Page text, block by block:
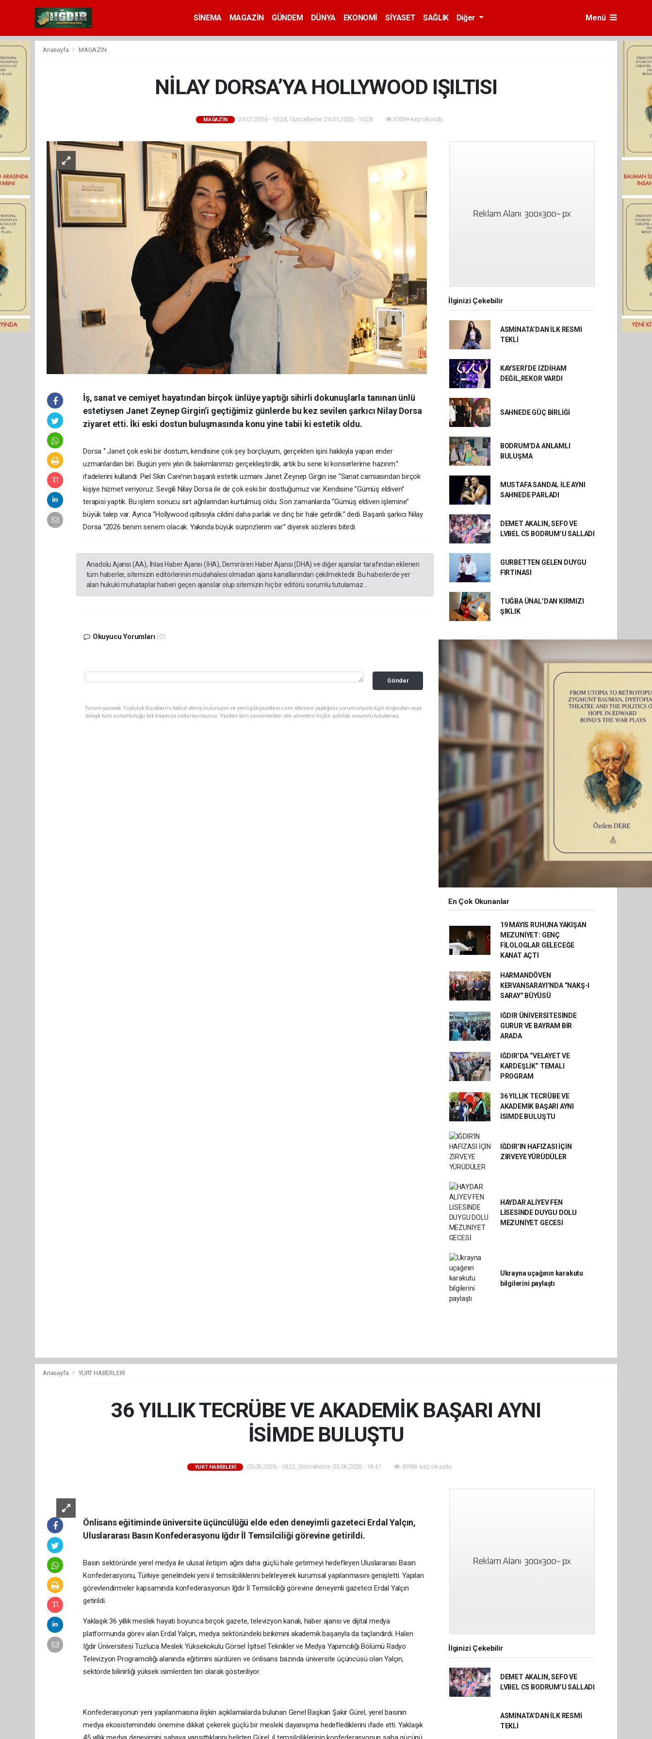
SİNEMA MAGAZİN GÜNDEM DÜNYA EKONOMİ SİYASET SAĞLIK Diğer Menü
Anasayfa MAGAZİN
NİLAY DORSA’YA HOLLYWOOD IŞILTISI
MAGAZİN 24.01.2026 - 10:28, Güncelleme: 24.01.2026 - 10:28 3509+ kez okundu.
İş, sanat ve cemiyet hayatından birçok ünlüye yaptığı sihirli dokunuşlarla tanınan ünlü
estetiysen Janet Zeynep Girgin’i geçtiğimiz günlerde bu kez sevilen şarkıcı Nilay Dorsa
ziyaret etti. İki eski dostun buluşmasında konu yine tabii ki estetik oldu.
Dorsa ‘’ Janet çok eski bir dostum, kendisine çok şey borçluyum, gerçekten işini hakkıyla yapan ender
uzmanlardan biri. Bugün yeni yılın ilk bakımlarımızı gerçekleştirdik, artık bu sene ki konserlerime hazırım.’’
ifadelerini kullandı. Piel Skin Care’nin başarılı estetik uzmanı Janet Zeynep Girgin ise ‘’Sanat camiasından birçok
kişiye hizmet veriyoruz. Sevgili Nilay Dorsa ile de çok eski bir dostluğumuz var. Kendisine ‘’Gümüş eldiven’’
terapisi yaptık. Bu işlem sonucu sırt ağrılarından kurtulmuş oldu. Son zamanlarda ‘’Gümüş eldiven işlemine’’
büyük talep var. Ayrıca ‘’Hollywood ışıltısıyla cildini daha parlak ve dinç bir hale getirdik.’’ dedi. Başarılı şarkıcı Nilay
Dorsa ‘’2026 benim senem olacak. Yakında büyük sürprizlerim var.’’ diyerek sözlerini bitirdi.
Anadolu Ajansı (AA), İhlas Haber Ajansı (İHA), Demirören Haber Ajansı (DHA) ve diğer ajanslar tarafından eklenen
tüm haberler, sitemizin editörlerinin müdahalesi olmadan ajans kanallarından çekilmektedir. Bu haberlerde yer
alan hukuki muhataplar haberi geçen ajanslar olup sitemizin hiç bir editörü sorumlu tutulamaz...
Okuyucu Yorumları (0)
Gönder
Yorum yazarak Topluluk Kuralları’nı kabul etmiş bulunuyor ve yeniigdirgazetesi.com sitesine yaptığınız yorumunuzla ilgili doğrudan veya
dolaylı tüm sorumluluğu tek başınıza üstleniyorsunuz. Yazılan tüm yorumlardan site yönetimi hiçbir şekilde sorumlu tutulamaz.
İlginizi Çekebilir
ASMİNATA’DAN İLK RESMİ
TEKLİ
KAYSERİ’DE İZDİHAM
DEĞİL,REKOR VARDI
SAHNEDE GÜÇ BİRLİĞİ
BODRUM’DA ANLAMLI
BULUŞMA
MUSTAFA SANDAL İLE AYNI
SAHNEDE PARLADI
DEMET AKALIN, SEFO VE
LVBEL C5 BODRUM’U SALLADI
GURBETTEN GELEN DUYGU
FIRTINASI
TUĞBA ÜNAL’DAN KIRMIZI
ŞIKLIK
En Çok Okunanlar
19 MAYIS RUHUNA YAKIŞAN
MEZUNİYET: GENÇ
FİLOLOGLAR GELECEĞE
KANAT AÇTI
HARMANDÖVEN
KERVANSARAYI’NDA “NAKŞ-I
SARAY” BÜYÜSÜ
IĞDIR ÜNİVERSİTESİNDE
GURUR VE BAYRAM BİR
ARADA
IĞDIR’DA “VELAYET VE
KARDEŞLİK” TEMALI
PROGRAM
36 YILLIK TECRÜBE VE
AKADEMİK BAŞARI AYNI
İSİMDE BULUŞTU
IĞDIR’IN HAFIZASI İÇİN
ZİRVEYE YÜRÜDÜLER
HAYDAR ALİYEV FEN
LİSESİNDE DUYGU DOLU
MEZUNİYET GECESİ
Ukrayna uçağının karakutu
bilgilerini paylaştı
Anasayfa YURT HABERLERİ
36 YILLIK TECRÜBE VE AKADEMİK BAŞARI AYNI
İSİMDE BULUŞTU
YURT HABERLERİ 05.06.2026 - 18:22, Güncelleme: 05.06.2026 - 18:41 4958+ kez okundu.
İlginizi Çekebilir
DEMET AKALIN, SEFO VE
LVBEL C5 BODRUM’U SALLADI
ASMİNATA’DAN İLK RESMİ
TEKLİ